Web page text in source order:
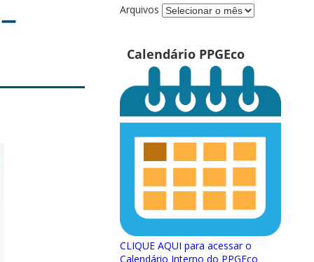
Arquivos
Calendário PPGEco
CLIQUE AQUI para acessar o
Calendário Interno do PPGEco